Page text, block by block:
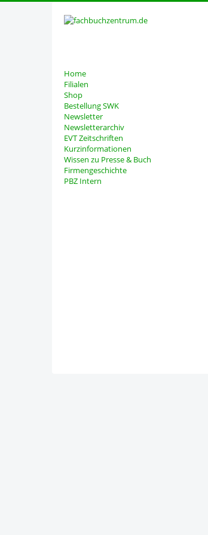
Home
Filialen
Shop
Bestellung SWK
Newsletter
Newsletterarchiv
EVT Zeitschriften
Kurzinformationen
Wissen zu Presse & Buch
Firmengeschichte
PBZ Intern